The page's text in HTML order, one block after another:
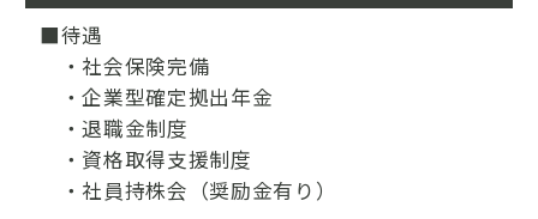
■待遇
・社会保険完備
・企業型確定拠出年金
・退職金制度
・資格取得支援制度
・社員持株会（奨励金有り）